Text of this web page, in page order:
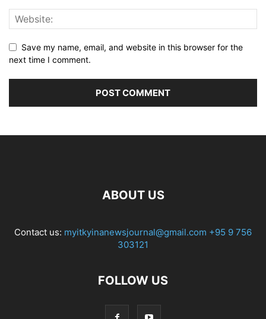
Save my name, email, and website in this browser for the
next time I comment.
ABOUT US
Contact us: myitkyinanewsjournal@gmail.com +95 9 756
303121
FOLLOW US